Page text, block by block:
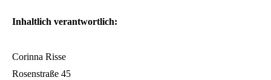
Inhaltlich verantwortlich:
Corinna Risse
Rosenstraße 45